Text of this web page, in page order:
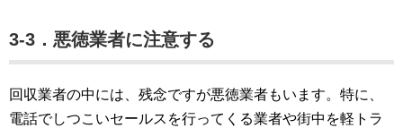
3-3．悪徳業者に注意する
回収業者の中には、残念ですが悪徳業者もいます。特に、
電話でしつこいセールスを行ってくる業者や街中を軽トラ